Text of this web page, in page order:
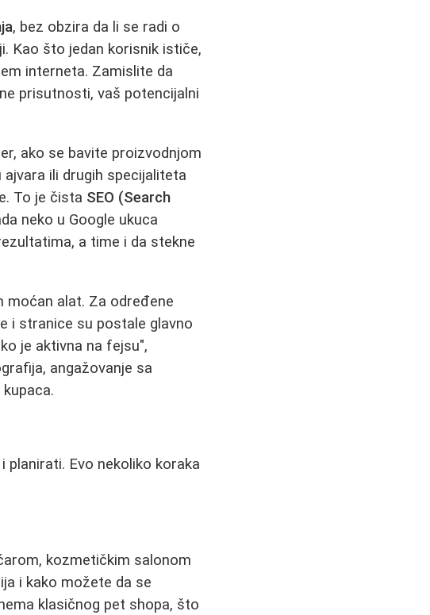
, bez obzira da li se radi o
Kao što jedan korisnik ističe,
interneta. Zamislite da
prisutnosti, vaš potencijalni
ako se bavite proizvodnjom
ili drugih specijaliteta
To je čista SEO (Search
neko u Google ukuca
a time i da stekne
moćan alat. Za određene
i stranice su postale glavno
je aktivna na fejsu",
angažovanje sa
Evo nekoliko koraka
kozmetičkim salonom
i kako možete da se
klasičnog pet shopa, što